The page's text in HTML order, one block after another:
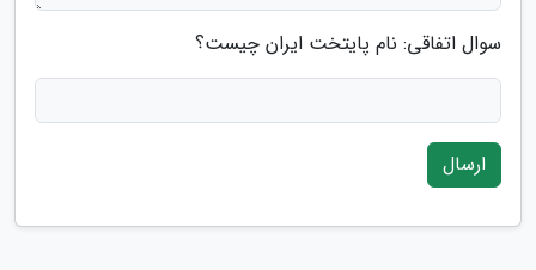
سوال اتفاقی: نام پایتخت ایران چیست؟
ارسال